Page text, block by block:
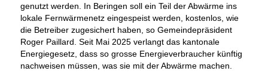
genutzt werden. In Beringen soll ein Teil der Abwärme ins
lokale Fernwärmenetz eingespeist werden, kostenlos, wie
die Betreiber zugesichert haben, so Gemeindepräsident
Roger Paillard. Seit Mai 2025 verlangt das kantonale
Energiegesetz, dass so grosse Energieverbraucher künftig
nachweisen müssen, was sie mit der Abwärme machen.